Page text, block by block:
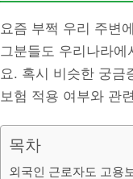
요즘 부쩍 우리 주변
그분들도 우리나라
요. 혹시 비슷한 궁금
보험 적용 여부와 관
목차
외국인 근로자도 고용